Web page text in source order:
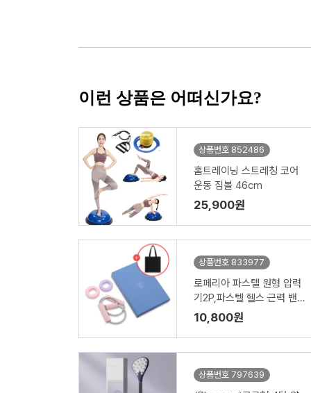
이런 상품은 어떠신가요?
상품번호 852486
홈트레이닝 스트레칭 코어
운동 짐볼 46cm
25,900원
상품번호 833977
로페리아 파스텔 원형 압력
기2P,파스텔 헬스 근력 밴
드1P,투포켓 에코백 세트
10,800원
상품번호 797639